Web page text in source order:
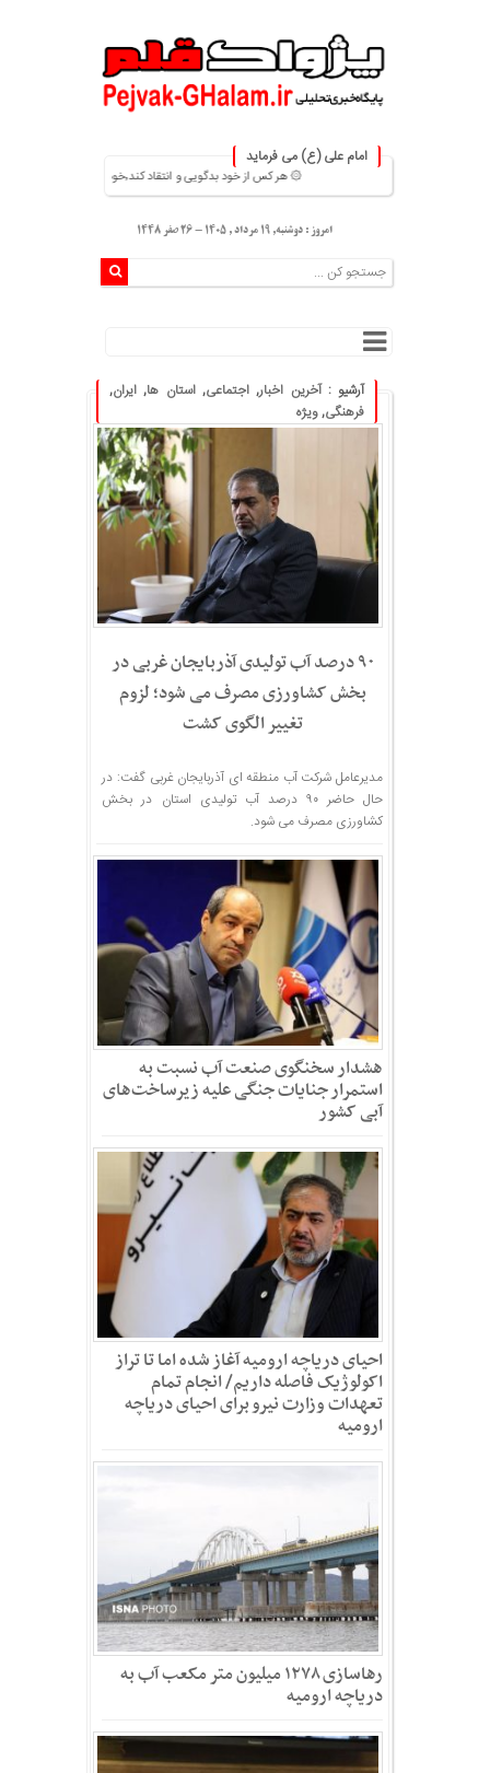
امام علی (ع) می فرماید
۞ هر کس از خود بدگویی و انتقاد کند٬خود را اصلاح کرده و هر کس خودستایی نماید٬ پس به تحقیق خویش را تباه نموده است. ۞
امروز : دوشنبه, ۱۹ مرداد , ۱۴۰۵ - 26 صفر 1448
آرشیو :آخرین اخبار,اجتماعی,استان ها, ایران,
فرهنگی,ویژه
۹۰ درصد آب تولیدی آذربایجان غربی در
بخش کشاورزی مصرف می شود؛ لزوم
تغییر الگوی کشت
مدیرعامل شرکت آب منطقه ای آذربایجان غربی گفت: در
حال حاضر ۹۰ درصد آب تولیدی استان در بخش
کشاورزی مصرف می شود.
هشدار سخنگوی صنعت آب نسبت به
استمرار جنایات جنگی علیه زیرساخت‌های
آبی کشور
احیای دریاچه ارومیه آغاز شده اما تا تراز
اکولوژیک فاصله داریم/ انجام تمام
تعهدات وزارت نیرو برای احیای دریاچه
ارومیه
رهاسازی ۱۲۷۸ میلیون متر مکعب آب به
دریاچه ارومیه